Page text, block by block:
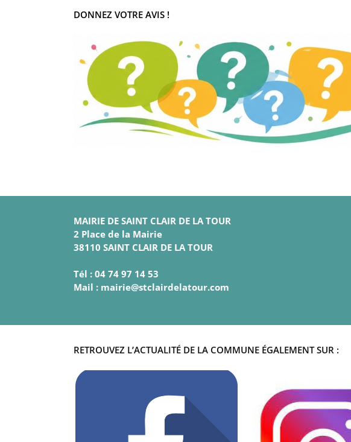
DONNEZ VOTRE AVIS !
MAIRIE DE SAINT CLAIR DE LA TOUR
2 Place de la Mairie
38110 SAINT CLAIR DE LA TOUR
Tél : 04 74 97 14 53
Mail : mairie@stclairdelatour.com
RETROUVEZ L’ACTUALITÉ DE LA COMMUNE ÉGALEMENT SUR :